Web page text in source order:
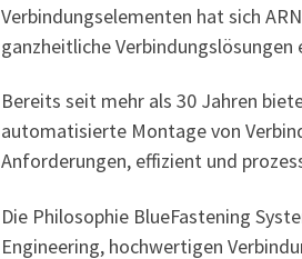
Verbindungselementen hat sich
ganzheitliche Verbindungslösungen
Bereits seit mehr als 30 Jahren
automatisierte Montage von
Anforderungen, effizient und
Die Philosophie BlueFastening
Engineering, hochwertigen